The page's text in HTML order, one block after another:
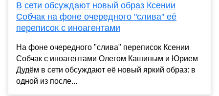
В сети обсуждают новый образ Ксении
Собчак на фоне очередного "слива" её
переписок с иноагентами
На фоне очередного "слива" переписок Ксении
Собчак с иноагентами Олегом Кашиным и Юрием
Дудём в сети обсуждают её новый яркий образ: в
одной из после...